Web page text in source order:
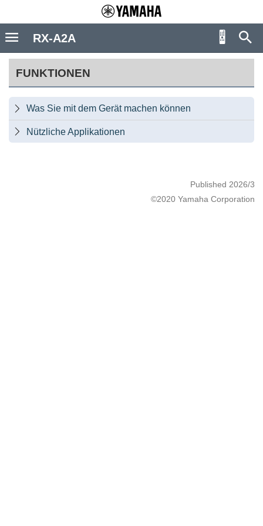
FUNKTIONEN
 Was Sie mit dem Gerät machen können
 Nützliche Applikationen
Published 2026/3
©2020 Yamaha Corporation
RX-A2A